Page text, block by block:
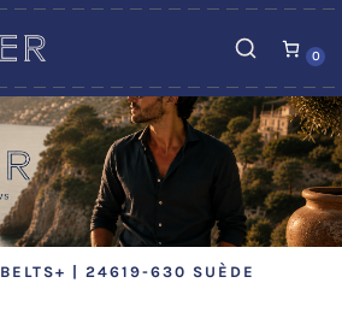
0
BELTS+ | 24619-630 SUÈDE